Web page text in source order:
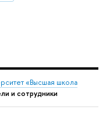
«Высшая школа
и сотрудники